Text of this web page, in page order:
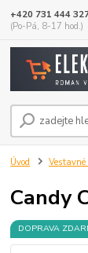
+420 731 444
(Po-Pá, 8-17 hod.)
Úvod Vestavné
Candy
DOPRAVA